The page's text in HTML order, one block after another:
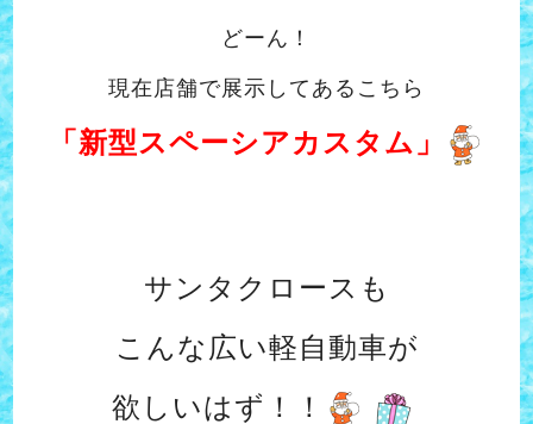
どーん！
現在店舗で展示してあるこちら
「新型スペーシアカスタム」
サンタクロースも
こんな広い軽自動車が
欲しいはず！！